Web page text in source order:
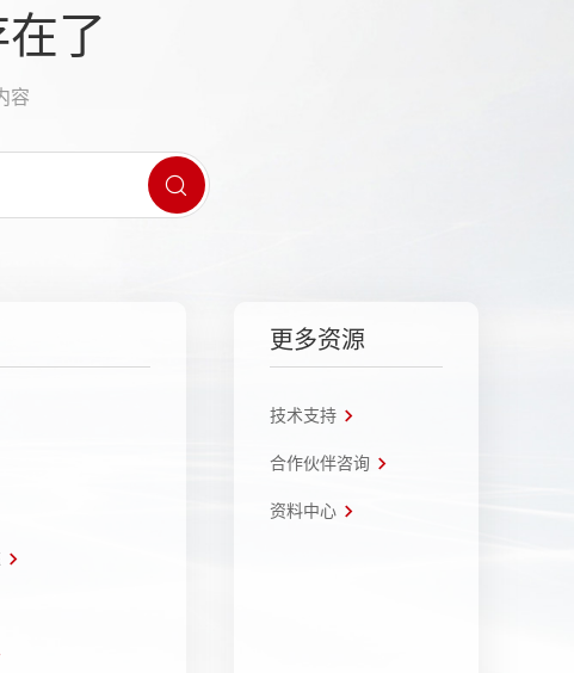
了
容
更多资源
技术支持
合作伙伴咨询
资料中心